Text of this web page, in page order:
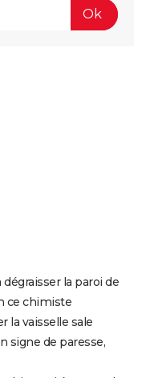
la paroi de
ce chimiste
la vaisselle sale
signe de paresse,